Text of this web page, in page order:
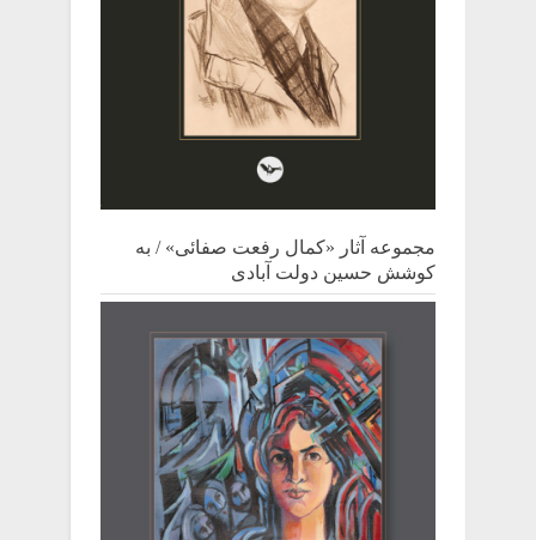
مجموعه آثار «کمال رفعت صفائی» / به
کوشش حسین دولت آبادی